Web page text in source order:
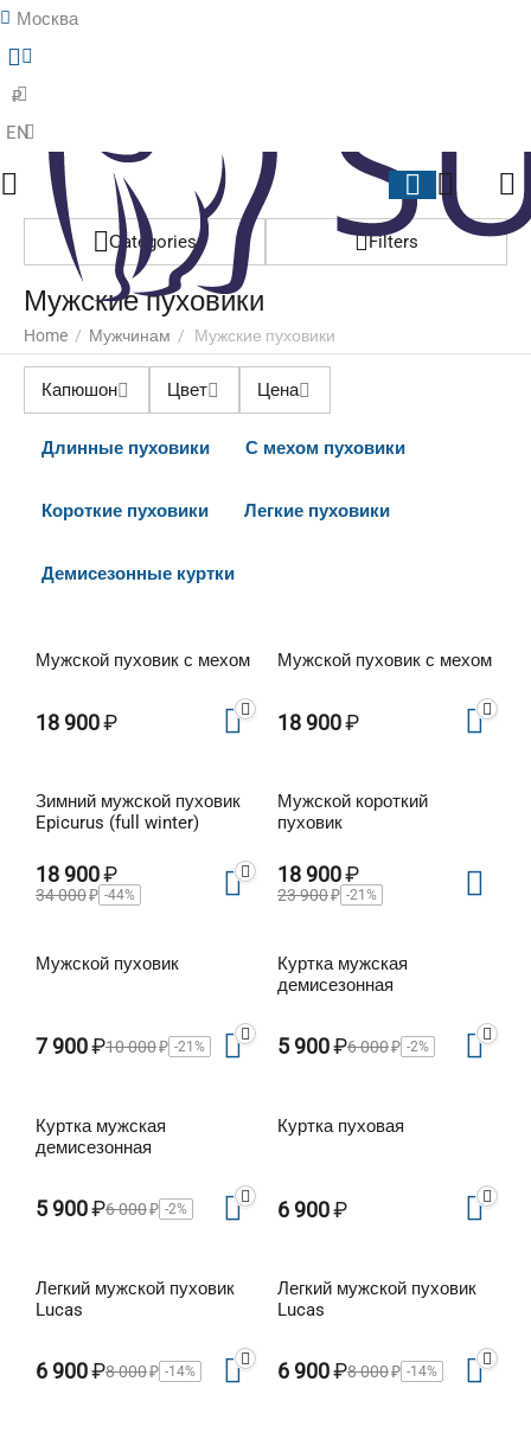
Москва
₽
EN
Сategories Filters
Мужские пуховики
Home / Мужчинам / Мужские пуховики
Капюшон Цвет Цена
Длинные пуховики С мехом пуховики
Короткие пуховики Легкие пуховики
Демисезонные куртки
Мужской пуховик с мехом
18 900₽
Мужской пуховик с мехом
18 900₽
Зимний мужской пуховик
Epicurus (full winter)
18 900₽
34 000₽ -44%
Мужской короткий
пуховик
18 900₽
23 900₽ -21%
Мужской пуховик
7 900₽10 000₽ -21%
Куртка мужская
демисезонная
5 900₽6 000₽ -2%
Куртка мужская
демисезонная
5 900₽6 000₽ -2%
Куртка пуховая
6 900₽
Легкий мужской пуховик
Lucas
6 900₽8 000₽ -14%
Легкий мужской пуховик
Lucas
6 900₽8 000₽ -14%